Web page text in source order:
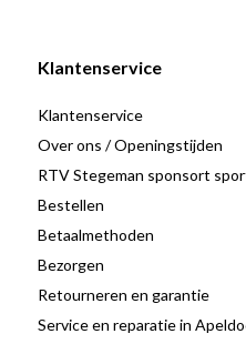
Klantenservice
Klantenservice
Over ons / Openingstijden
RTV Stegeman sponsort
Bestellen
Betaalmethoden
Bezorgen
Retourneren en garantie
Service en reparatie in